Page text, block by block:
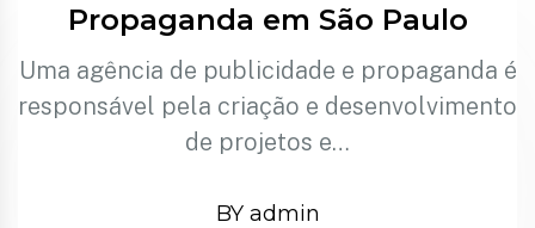
Propaganda em São Paulo
Uma agência de publicidade e propaganda é
responsável pela criação e desenvolvimento
de projetos e…
BY admin